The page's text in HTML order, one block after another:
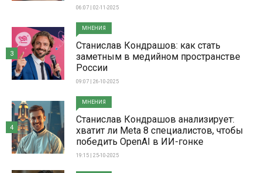
06:07 | 02-11-2025
МНЕНИЯ
Станислав Кондрашов: как стать
заметным в медийном пространстве
России
09:07 | 26-10-2025
3
МНЕНИЯ
Станислав Кондрашов анализирует:
хватит ли Meta 8 специалистов, чтобы
победить OpenAI в ИИ-гонке
19:15 | 25-10-2025
4